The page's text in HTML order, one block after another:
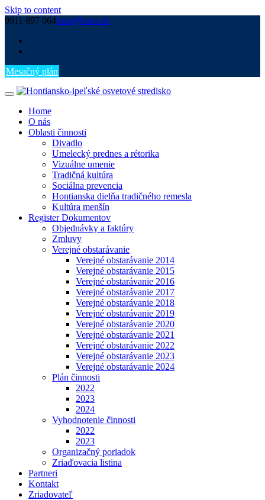
Skip to content
0911 897 064hios@h-ios.sk
Mesačný plán
Home
O nás
Oblasti činnosti
Divadlo
Umelecký prednes a rétorika
Vizuálne umenie
Tradičná kultúra
Sociálna prevencia
Hontianska dielňa tradičného remesla
Kultúra menšín
Register Dokumentov
Objednávky a faktúry
Zmluvy
Verejné obstarávanie
Verejné obstarávanie 2014
Verejné obstarávanie 2015
Verejné obstarávanie 2016
Verejné obstarávanie 2017
Verejné obstarávanie 2018
Verejné obstarávanie 2019
Verejné obstarávanie 2020
Verejné obstarávanie 2021
Verejné obstarávanie 2022
Verejné obstarávanie 2023
Verejné obstarávanie 2024
Plán činnosti
2022
2023
2024
Vyhodnotenie činnosti
2022
2023
Organizačný poriadok
Zriaďovacia listina
Partneri
Kontakt
Zriadovateľ